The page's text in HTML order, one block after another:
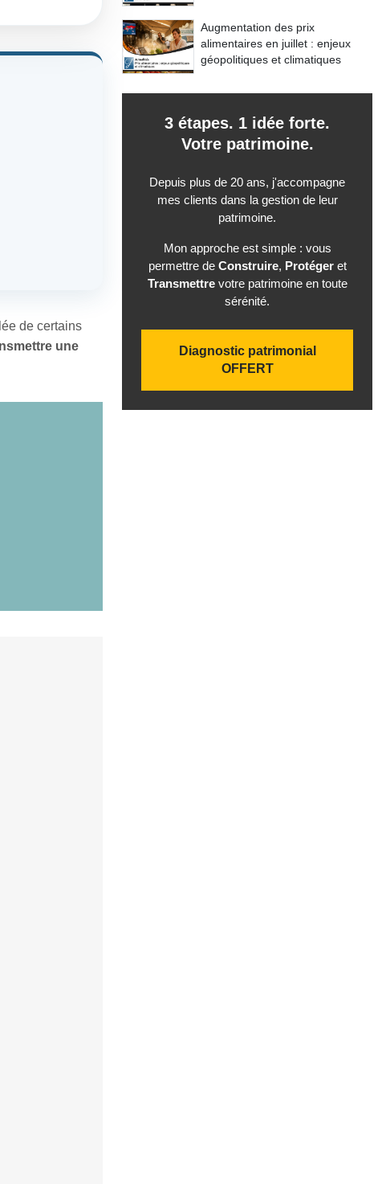
de certains
une
Augmentation des prix
alimentaires en juillet : enjeux
géopolitiques et climatiques
3 étapes. 1 idée forte.
Votre patrimoine.
Depuis plus de 20 ans, j'accompagne
mes clients dans la gestion de leur
patrimoine.
Mon approche est simple : vous
permettre de Construire, Protégeret
Transmettrevotre patrimoine en toute
sérénité.
Diagnostic patrimonial
OFFERT